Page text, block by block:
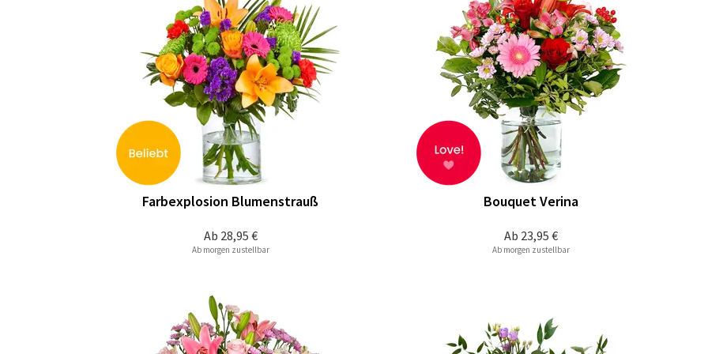
Ab 28,95 €
Farbexplosion Blumenstrauß
Ab morgen zustellbar
Ab 23,95 €
Bouquet Verina
Ab morgen zustellbar